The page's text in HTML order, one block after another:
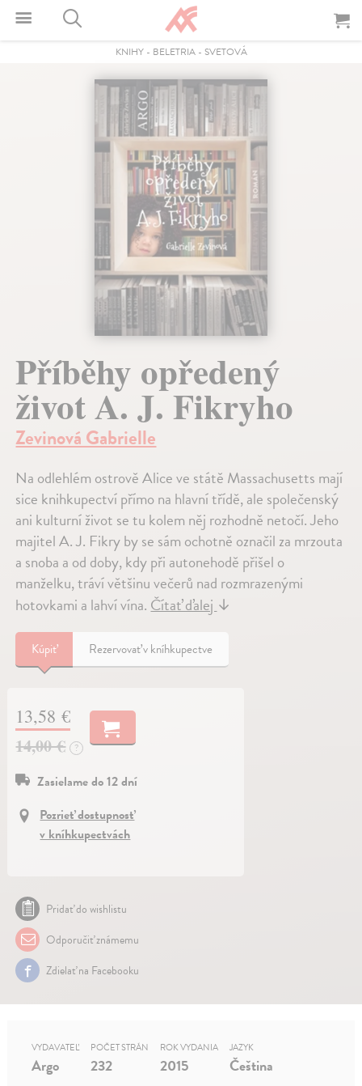
KNIHY- BELETRIA- SVETOVÁ
Příběhy opředený
život A. J. Fikryho
Zevinová Gabrielle
Na odlehlém ostrově Alice ve státě Massachusetts mají
sice knihkupectví přímo na hlavní třídě, ale společenský
ani kulturní život se tu kolem něj rozhodně netočí. Jeho
majitel A. J. Fikry by se sám ochotně označil za mrzouta
a snoba a od doby, kdy při autonehodě přišel o
manželku, tráví většinu večerů nad rozmrazenými
hotovkami a lahví vína. Čítať ďalej ↓
Kúpiť Rezervovať v kníhkupectve
13,58 €
14,00 €
?
Zasielame do 12 dní
Pozrieť dostupnosť
v kníhkupectvách
Pridať do wishlistu
Odporučiť známemu
Zdielať na Facebooku
VYDAVATEĽ
Argo
POČET STRÁN
232
ROK VYDANIA
2015
JAZYK
Čeština